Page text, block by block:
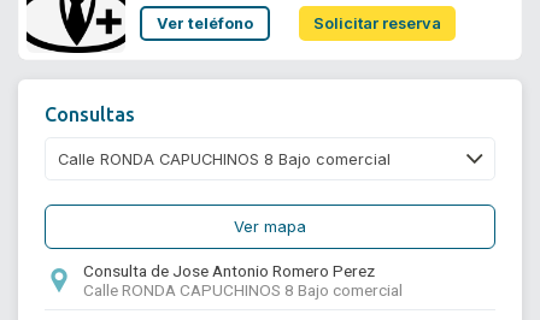
Soporte
Ver teléfono Solicitar reserva
Consultas
Ver mapa
Consulta de Jose Antonio Romero Perez
Calle RONDA CAPUCHINOS 8 Bajo comercial